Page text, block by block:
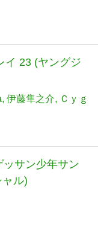
イ 23 (ヤングジ
伊藤隼之介
Ｃｙｇ
ッサン少年サン
ル)